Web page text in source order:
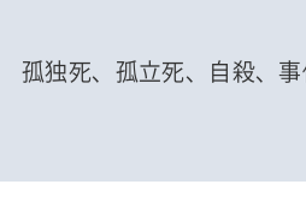
孤独死、孤立死、自殺、